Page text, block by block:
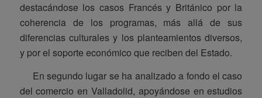
destacándose los casos Francés y Británico por la
coherencia de los programas, más allá de sus
diferencias culturales y los planteamientos diversos,
y por el soporte económico que reciben del Estado.
En segundo lugar se ha analizado a fondo el caso
del comercio en Valladolid, apoyándose en estudios